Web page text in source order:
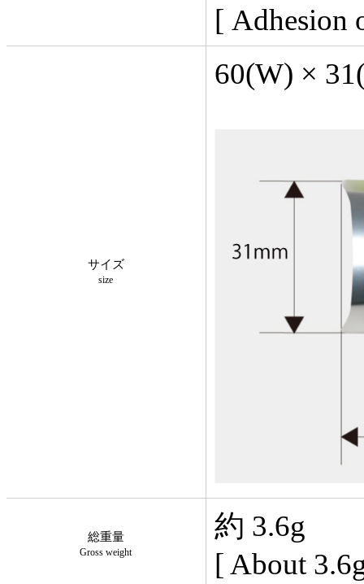
[ Adhesion
サイズ
size
60(W) ×
総重量
Gross weight
約 3.6g
[ About